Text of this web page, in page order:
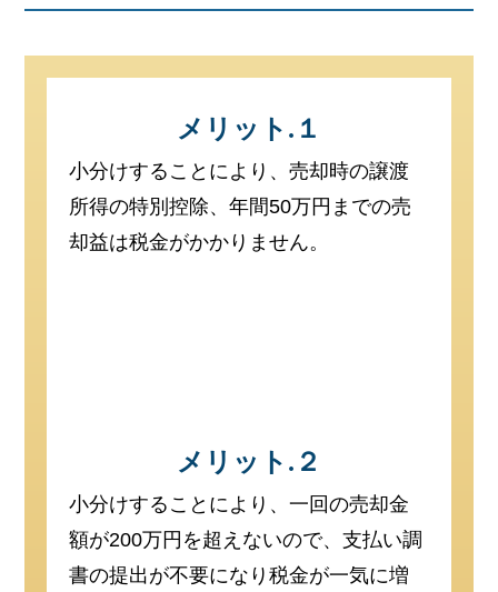
メリット.１
小分けすることにより、売却時の譲渡
所得の特別控除、年間50万円までの売
却益は税金がかかりません。
メリット.２
小分けすることにより、一回の売却金
額が200万円を超えないので、支払い調
書の提出が不要になり税金が一気に増